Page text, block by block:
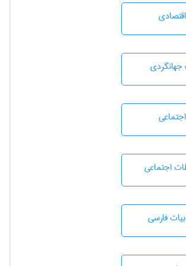
اجتماعی
فارسی